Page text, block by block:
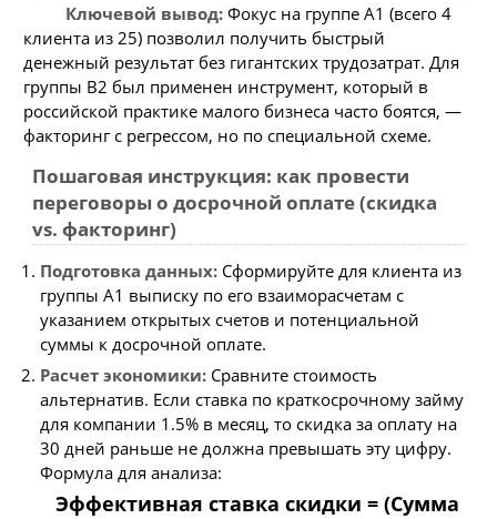
Ключевой вывод:Фокус на группе A1 (всего 4
клиента из 25) позволил получить быстрый
денежный результат без гигантских трудозатрат. Для
группы B2 был применен инструмент, который в
российской практике малого бизнеса часто боятся, —
факторинг с регрессом, но по специальной схеме.
Пошаговая инструкция: как провести
переговоры о досрочной оплате (скидка
vs. факторинг)
Подготовка данных: Сформируйте для клиента из
группы A1 выписку по его взаиморасчетам с
указанием открытых счетов и потенциальной
суммы к досрочной оплате.
Расчет экономики: Сравните стоимость
альтернатив. Если ставка по краткосрочному займу
для компании 1.5% в месяц, то скидка за оплату на
30 дней раньше не должна превышать эту цифру.
Формула для анализа:
Эффективная ставка скидки = (Сумма